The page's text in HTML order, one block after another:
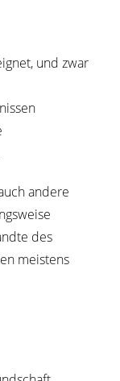
und zwar
andere
des
meistens